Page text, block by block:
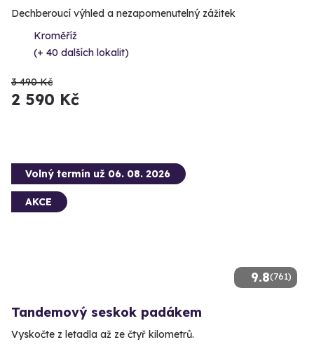
Dechberoucí výhled a nezapomenutelný zážitek
Kroměříž
(+ 40 dalších lokalit)
3 490 Kč
2 590 Kč
9.8(761)
Volný termín už 06. 08. 2026
AKCE
Tandemový seskok padákem
Vyskočte z letadla až ze čtyř kilometrů.